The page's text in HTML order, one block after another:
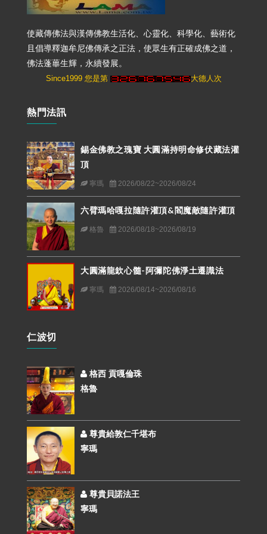
使藏傳佛法與漢傳佛教生活化、心靈化、科學化、藝術化
且倡導釋迦牟尼佛傳承之正法，使眾生有正確成佛之道，
佛法蓬蓽生輝，永續發展。
Since1999 您是第 大德人次
熱門法訊
錫金佛教之瑰寶 大圓滿持明命修伏藏法灌
頂
寧瑪 2026/08/22~2026/08/24
六臂瑪哈嘎拉隨許灌頂&閻魔敵隨許灌頂
格魯 2026/08/18~2026/08/19
大圓滿龍欽心髓-阿彌陀佛淨土遷識法
寧瑪 2026/08/14~2026/08/16
仁波切
格西 貢嘎倫珠
格魯
尊貴給敦仁千堪布
寧瑪
尊貴貝諾法王
寧瑪